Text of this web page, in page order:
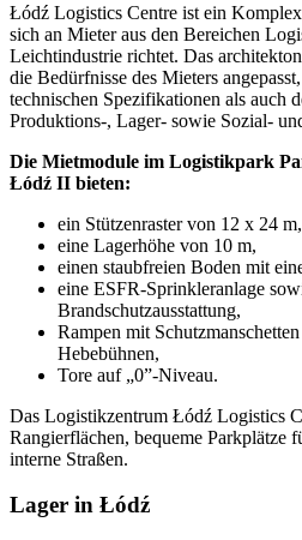
Łódź Logistics Centre ist ein
sich an Mieter aus den Bereichen
Leichtindustrie richtet. Das
die Bedürfnisse des Mieters
technischen Spezifikationen als auch
Produktions-, Lager- sowie Sozial-
Die Mietmodule im Logistikpark
Łódź II bieten:
ein Stützenraster von 12 x 24 m,
eine Lagerhöhe von 10 m,
einen staubfreien Boden mit
eine ESFR-Sprinkleranlage
Brandschutzausstattung,
Rampen mit
Hebebühnen,
Tore auf „0”-Niveau.
Das Logistikzentrum Łódź Logistics
Rangierflächen, bequeme
interne Straßen.
Lager in Łódź